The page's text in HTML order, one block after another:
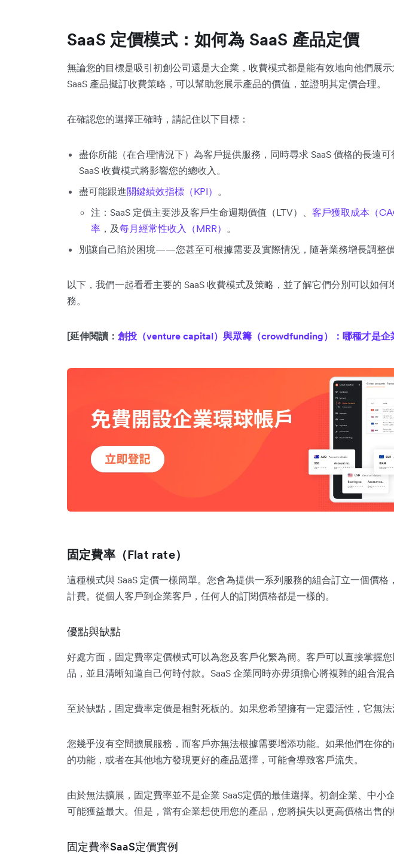
SaaS 定價模式：如何為 SaaS 產品定價
無論您的目標是吸引初創公司還是大企業，收費模式都是能有效地向他們展
SaaS 產品擬訂收費策略，可以幫助您展示產品的價值，並證明其定價合理。
在確認您的選擇正確時，請記住以下目標：
盡你所能（在合理情況下）為客戶提供服務，同時尋求 SaaS 價格的長遠
SaaS 收費模式將影響您的總收入。
盡可能跟進關鍵績效指標（KPI） 。
注：SaaS 定價主要涉及客戶生命週期價值（LTV）、 客戶獲取成本（
率 ，及每月經常性收入（MRR） 。
別讓自己陷於困境——您甚至可根據需要及實際情況，隨著業務增長調整價
以下，我們一起看看主要的 SaaS 收費模式及策略，並了解它們分別可以如何
務。
[延伸閱讀： 創投（venture capital）與眾籌（crowdfunding）：哪種才是企
固定費率（Flat rate）
這種模式與 SaaS 定價一樣簡單。您會為提供一系列服務的組合訂立一個價格
計費。從個人客戶到企業客戶，任何人的訂閱價格都是一樣的。
優點與缺點
好處方面，固定費率定價模式可以為您及客戶化繁為簡。客戶可以直接掌握
品，並且清晰知道自己何時付款。SaaS 企業同時亦毋須擔心將複雜的組合混合
至於缺點，固定費率定價是相對死板的。如果您希望擁有一定靈活性，它無法
您幾乎沒有空間擴展服務，而客戶亦無法根據需要增添功能。如果他們在你
的功能，或者在其他地方發現更好的產品選擇，可能會導致客戶流失。
由於無法擴展，固定費率並不是企業 SaaS定價的最佳選擇。初創企業、中小企
可能獲益最大。但是，當有企業想使用您的產品，您將損失以更高價格出售的
固定費率SaaS定價實例